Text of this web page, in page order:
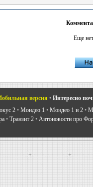
Еще
версия • Интересно
2 • Мондео 1 • Мондео 1 и 2 •
• Транзит 2 • Автоновости про